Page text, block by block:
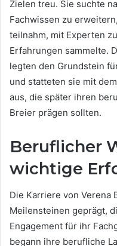
Zielen treu. Sie suchte
Fachwissen zu
teilnahm, mit Experten
Erfahrungen sammelte.
legten den Grundstein
und statteten sie mit
aus, die später ihren
Breier prägen sollten.
Beruflicher
wichtige
Die Karriere von
Meilensteinen geprägt,
Engagement für ihr
begann ihre berufliche